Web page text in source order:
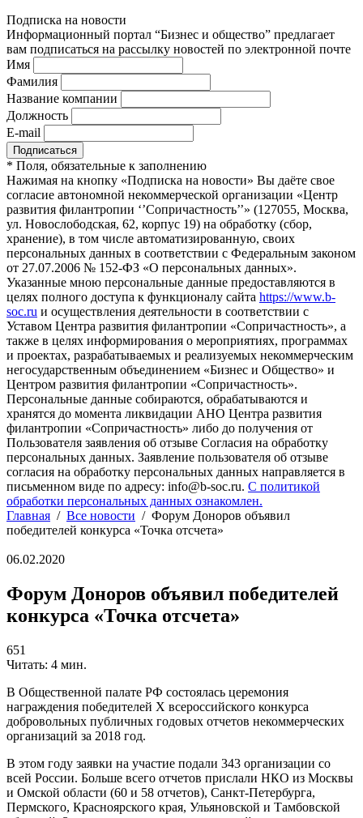
Подписка на новости
Информационный портал “Бизнес и общество” предлагает
вам подписаться на рассылку новостей по электронной почте
Имя
Фамилия
Название компании
Должность
E-mail
* Поля, обязательные к заполнению
Нажимая на кнопку «Подписка на новости» Вы даёте свое
согласие автономной некоммерческой организации «Центр
развития филантропии ‘’Сопричастность’’» (127055, Москва,
ул. Новослободская, 62, корпус 19) на обработку (сбор,
хранение), в том числе автоматизированную, своих
персональных данных в соответствии с Федеральным законом
от 27.07.2006 № 152-ФЗ «О персональных данных».
Указанные мною персональные данные предоставляются в
целях полного доступа к функционалу сайта https://www.b-
soc.ru и осуществления деятельности в соответствии с
Уставом Центра развития филантропии «Сопричастность», а
также в целях информирования о мероприятиях, программах
и проектах, разрабатываемых и реализуемых некоммерческим
негосударственным объединением «Бизнес и Общество» и
Центром развития филантропии «Сопричастность».
Персональные данные собираются, обрабатываются и
хранятся до момента ликвидации АНО Центра развития
филантропии «Сопричастность» либо до получения от
Пользователя заявления об отзыве Согласия на обработку
персональных данных. Заявление пользователя об отзыве
согласия на обработку персональных данных направляется в
письменном виде по адресу: info@b-soc.ru. С политикой
обработки персональных данных ознакомлен.
Главная / Все новости / Форум Доноров объявил
победителей конкурса «Точка отсчета»
06.02.2020
Форум Доноров объявил победителей
конкурса «Точка отсчета»
651
Читать: 4 мин.
В Общественной палате РФ состоялась церемония
награждения победителей Х всероссийского конкурса
добровольных публичных годовых отчетов некоммерческих
организаций за 2018 год.
В этом году заявки на участие подали 343 организации со
всей России. Больше всего отчетов прислали НКО из Москвы
и Омской области (60 и 58 отчетов), Санкт-Петербурга,
Пермского, Красноярского края, Ульяновской и Тамбовской